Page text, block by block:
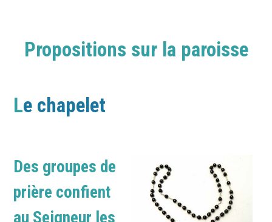
Propositions sur la paroisse
Le chapelet
Des groupes de
prière confient
au Seigneur les